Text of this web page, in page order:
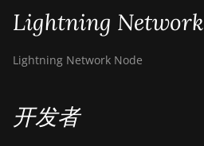
Lightning Network
Lightning Network Node
开发者